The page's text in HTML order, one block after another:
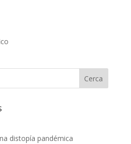
distopía pandémica